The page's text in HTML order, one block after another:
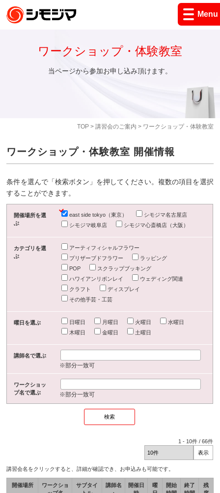
Menu
TOP> 講習会のご案内 > ワークショップ・体験教室
ワークショップ・体験教室
当ページから参加お申し込み頂けます。
ワークショップ・体験教室 開催情報
条件を選んで「検索ボタン」を押してください。複数の項目を選択
することができます。
開催場所を選
ぶ
east side tokyo（東京）
シモジマ名古屋店
シモジマ岐阜店
シモジマ心斎橋店（大阪）
カテゴリを選
ぶ
アーティフィシャルフラワー
プリザーブドフラワー
ラッピング
POP
スクラップブッキング
ハワイアンリボンレイ
ウェディング関連
クラフト
ディスプレイ
その他手芸・工芸
曜日を選ぶ 日曜日 月曜日 火曜日
水曜日
木曜日
金曜日 土曜日
講師名で選ぶ
※部分一致可
ワークショッ
プ名で選ぶ
※部分一致可
1 - 10件 /66件
講習会名をクリックすると、詳細が確認でき、お申込みも可能です。
開催場所
ワークショ
サブタイ
講師名
開催日
曜
開始
終了
残